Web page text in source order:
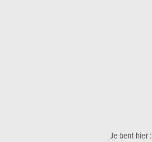
Je bent hier :